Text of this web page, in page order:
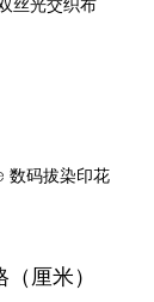
丝光交织布
码拔染印花
厘米）